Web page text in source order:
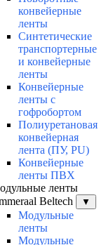
конвейерные
ленты
Синтетические
транспортерные
и конвейерные
ленты
Конвейерные
ленты с
гофробортом
Полиуретановая
конвейерная
лента (ПУ, PU)
Конвейерные
ленты ПВХ
ленты
Beltech
▼
Модульные
ленты
Модульные